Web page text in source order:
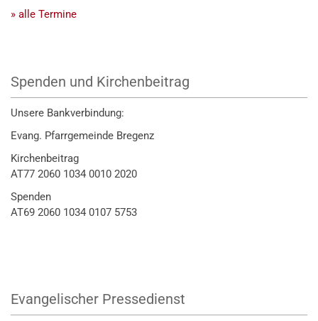
» alle Termine
Spenden und Kirchenbeitrag
Unsere Bankverbindung:
Evang. Pfarrgemeinde Bregenz
Kirchenbeitrag
AT77 2060 1034 0010 2020
Spenden
AT69 2060 1034 0107 5753
Evangelischer Pressedienst